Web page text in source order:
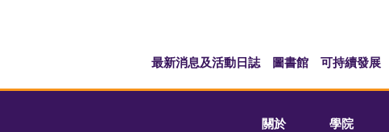
最新消息及活動日誌 圖書館 可持續發展
關於 學院